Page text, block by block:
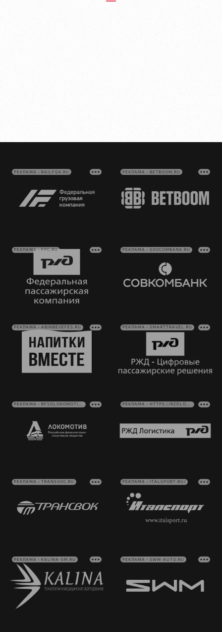
РЕКЛАМА • RAILFGK.RU РЕКЛАМА • BETBOOM.RU
РЕКЛАМА • FPC.RU РЕКЛАМА • SOVCOMBANK.RU
РЕКЛАМА • ABINBEVEFES.RU РЕКЛАМА • SMARTTRAVEL.RU
РЕКЛАМА • RFSOLOKOMOTIV.RU РЕКЛАМА • HTTPS://RZDLOG.RU/
РЕКЛАМА • TRANSVOC.RU РЕКЛАМА • ITALSPORT.RU/
РЕКЛАМА • KALINA-SM.RU РЕКЛАМА • SWM-AUTO.RU